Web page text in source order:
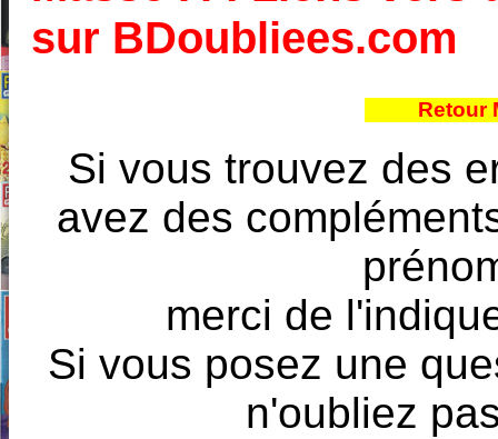
sur BDoubliees.com
Retour
Si vous trouvez des
avez des
merci de
Si vous posez une
n'oubliez